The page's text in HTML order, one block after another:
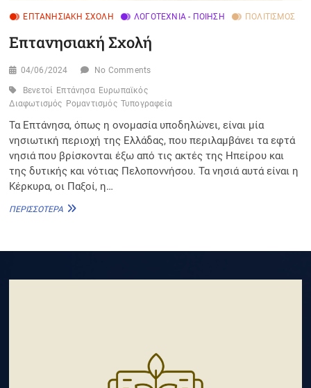
ΕΠΤΑΝΗΣΙΑΚΉ ΣΧΟΛΉ ΛΟΓΟΤΕΧΝΊΑ - ΠΟΊΗΣΗ ΠΟΛΙΤΙΣΜΌΣ
Επτανησιακή Σχολή
04/06/2024 No Comments
Βενετοί Επτάνησα Ευρωπαϊκός
Διαφωτισμός Ρομαντισμός Τυπογραφεία
Τα Επτάνησα, όπως η ονομασία υποδηλώνει, είναι μία
νησιωτική περιοχή της Ελλάδας, που περιλαμβάνει τα εφτά
νησιά που βρίσκονται έξω από τις ακτές της Ηπείρου και
της δυτικής και νότιας Πελοποννήσου. Τα νησιά αυτά είναι η
Κέρκυρα, οι Παξοί, η…
ΠΕΡΙΣΣΌΤΕΡΑ ΕΠΤΑΝΗΣΙΑΚΉ